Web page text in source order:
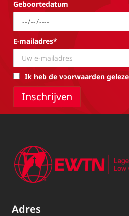
Geboortedatum
E-mailadres*
Ik heb de voorwaarden
Adres